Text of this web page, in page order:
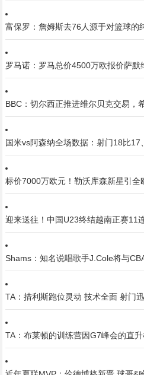
富保罗：詹姆斯去76人源于对篮球的
罗马诺：罗马总价4500万欧报价萨
BBC：切尔西正推进维尔贝克交易，
国米vs阿森纳全场数据：射门18比
标价7000万欧元！勒沃库森新星引全
迎来送往！中国U23终结越南正赛11
Shams：知名说唱歌手J.Cole将与
TA：措利斯跑位灵动 技术全面 射门
TA：布莱顿的训练营因G7峰会的直